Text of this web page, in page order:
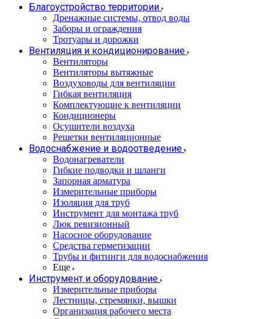
Благоустройство территории
Дренажные системы, отвод воды
Заборы и ограждения
Тротуары и дорожки
Вентиляция и кондиционирование
Вентиляторы
Вентиляторы вытяжные
Воздуховоды для вентиляции
Гибкая вентиляция
Комплектующие к вентиляции
Кондиционеры
Осушители воздуха
Решетки вентиляционные
Водоснабжение и водоотведение
Водонагреватели
Гибкие подводки и шланги
Запорная арматура
Измерительные приборы
Изоляция для труб
Инструмент для монтажа труб
Люк ревизионный
Насосное оборудование
Средства герметизации
Трубы и фитинги для водоснабжения
Еще
Инструмент и оборудование
Измерительные приборы
Лестницы, стремянки, вышки
Организация рабочего места